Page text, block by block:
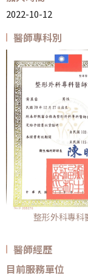
2022-10-12
醫師專科別
整形外科專科
醫師經歷
目前服務單位